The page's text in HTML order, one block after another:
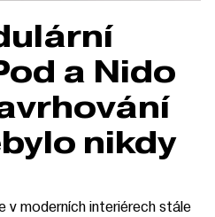
a Nido
nikdy
v moderních interiérech stále